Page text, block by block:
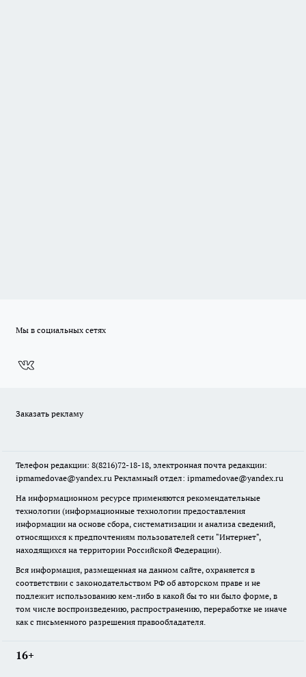
Мы в социальных сетях
Заказать рекламу
Телефон редакции: 8(8216)72-18-18, электронная почта редакции:
ipmamedovae@yandex.ru Рекламный отдел: ipmamedovae@yandex.ru
На информационном ресурсе применяются рекомендательные
технологии (информационные технологии предоставления
информации на основе сбора, систематизации и анализа сведений,
относящихся к предпочтениям пользователей сети "Интернет",
находящихся на территории Российской Федерации).
Вся информация, размещенная на данном сайте, охраняется в
соответствии с законодательством РФ об авторском праве и не
подлежит использованию кем-либо в какой бы то ни было форме, в
том числе воспроизведению, распространению, переработке не иначе
как с письменного разрешения правообладателя.
16+